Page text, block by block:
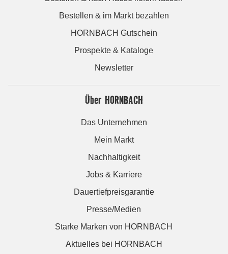
Bestellen & im Markt bezahlen
HORNBACH Gutschein
Prospekte & Kataloge
Newsletter
Über HORNBACH
Das Unternehmen
Mein Markt
Nachhaltigkeit
Jobs & Karriere
Dauertiefpreisgarantie
Presse/Medien
Starke Marken von HORNBACH
Aktuelles bei HORNBACH